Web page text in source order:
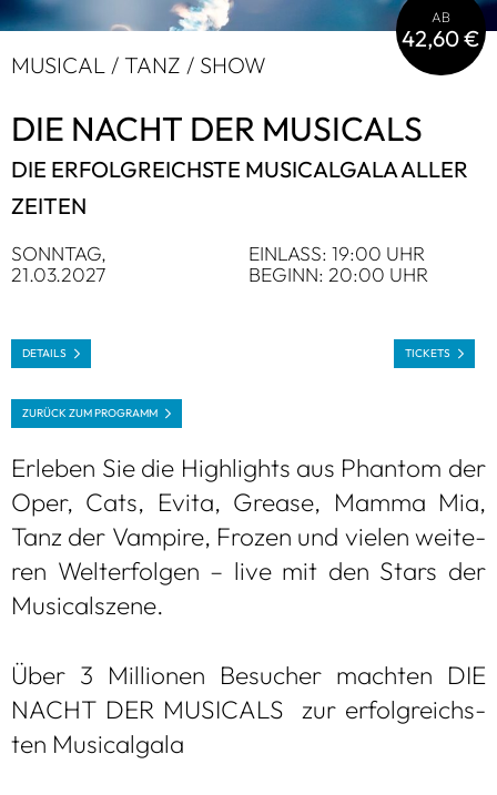
MUSI­CAL / TANZ / SHOW
DIE NACHT DER MUSI­CALS
DIE ERFOLG­REICHSTE MUSI­CAL­GALA ALLER
ZEI­TEN
SONN­TAG,
21.03.2027
EIN­LASS: 19:00 UHR
BEGINN: 20:00 UHR
AB
42,60 €
DETAILS
ZURÜCK ZUM PRO­GRAMM
TICKETS
Erle­ben Sie die High­lights aus Phan­tom der
Oper, Cats, Evita, Gre­ase, Mamma Mia,
Tanz der Vam­pire, Fro­zen und vie­len wei­te­
ren Welt­erfol­gen – live mit den Stars der
Musi­cal­szene.
Über 3 Mil­lio­nen Besu­cher mach­ten DIE
NACHT DER MUSI­CALS zur erfolg­reichs­
ten Musi­cal­gala